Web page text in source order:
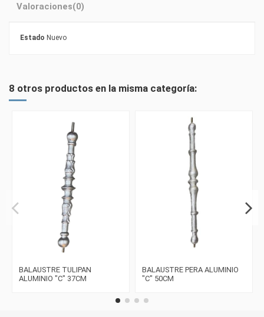
Valoraciones(0)
Estado Nuevo
8 otros productos en la misma categoría:
BALAUSTRE TULIPAN
ALUMINIO "C" 37CM
BALAUSTRE PERA ALUMINIO
"C" 50CM